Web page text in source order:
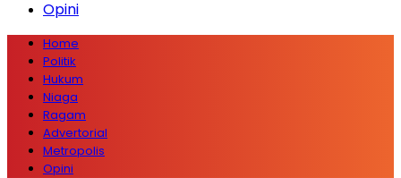
Opini
Home
Politik
Hukum
Niaga
Ragam
Advertorial
Metropolis
Opini